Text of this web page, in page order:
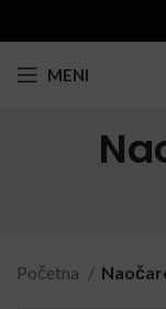
MENI
Početna